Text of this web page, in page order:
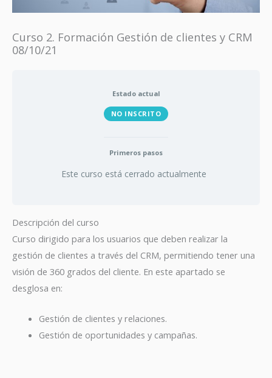
Curso 2. Formación Gestión de clientes y CRM
08/10/21
Estado actual
NO INSCRITO
Primeros pasos
Este curso está cerrado actualmente
Descripción del curso
Curso dirigido para los usuarios que deben realizar la
gestión de clientes a través del CRM, permitiendo tener una
visión de 360 grados del cliente. En este apartado se
desglosa en:
Gestión de clientes y relaciones.
Gestión de oportunidades y campañas.